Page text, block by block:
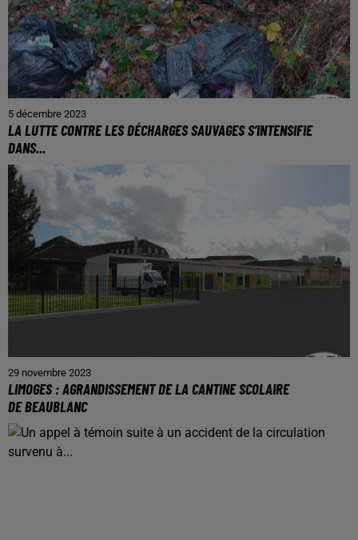
5 décembre 2023
LA LUTTE CONTRE LES DÉCHARGES SAUVAGES S’INTENSIFIE
DANS...
29 novembre 2023
LIMOGES : AGRANDISSEMENT DE LA CANTINE SCOLAIRE
DE BEAUBLANC